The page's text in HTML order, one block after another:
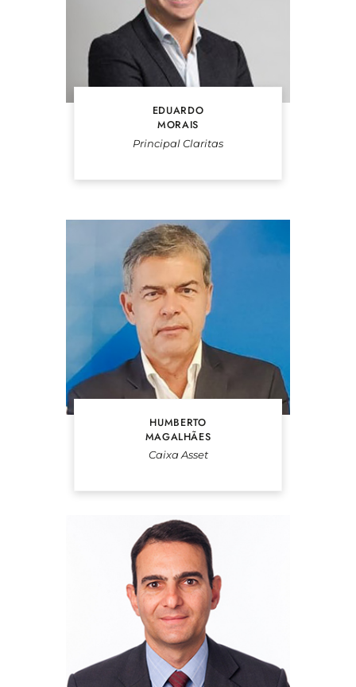
EDUARDO
MORAIS
Principal Claritas
HUMBERTO
MAGALHÃES
Caixa Asset